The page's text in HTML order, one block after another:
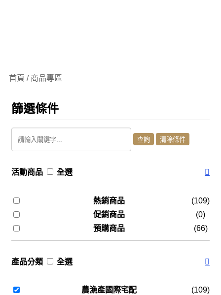
首頁 / 商品專區
篩選條件
活動商品 全選
熱銷商品
(109)
促銷商品
(0)
預購商品
(66)
產品分類 全選
農漁產國際宅配
(109)